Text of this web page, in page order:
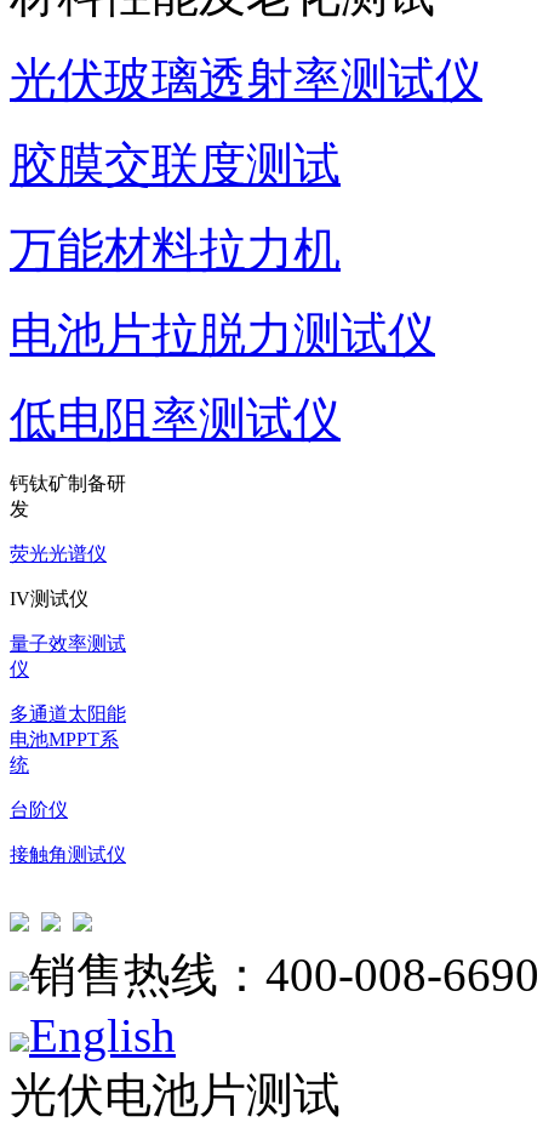
光伏玻璃透射率测试仪
胶膜交联度测试
万能材料拉力机
电池片拉脱力测试仪
低电阻率测试仪
钙钛矿制备研
发
荧光光谱仪
IV测试仪
量子效率测试
仪
多通道太阳能
电池MPPT系
统
台阶仪
接触角测试仪
销售热线：400-008-6690
English
光伏电池片测试